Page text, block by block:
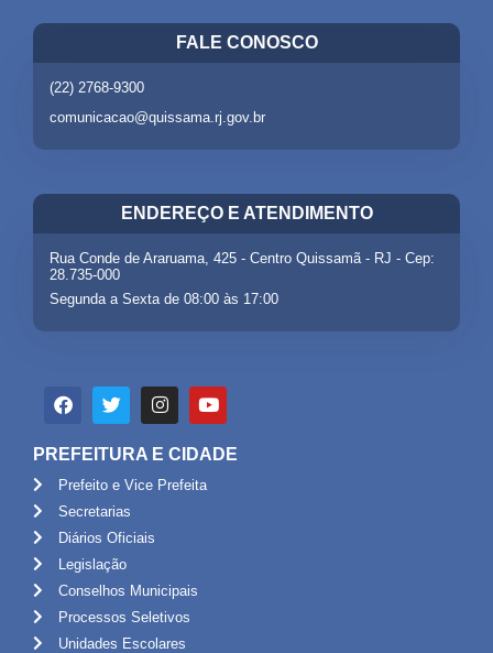
FALE CONOSCO
(22) 2768-9300
comunicacao@quissama.rj.gov.br
ENDEREÇO E ATENDIMENTO
Rua Conde de Araruama, 425 - Centro Quissamã - RJ - Cep:
28.735-000
Segunda a Sexta de 08:00 às 17:00
PREFEITURA E CIDADE
Prefeito e Vice Prefeita
Secretarias
Diários Oficiais
Legislação
Conselhos Municipais
Processos Seletivos
Unidades Escolares